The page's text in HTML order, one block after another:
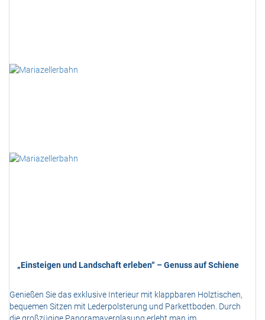
„Einsteigen und Landschaft erleben“ – Genuss auf Schiene
Genießen Sie das exklusive Interieur mit klappbaren Holztischen,
bequemen Sitzen mit Lederpolsterung und Parkettboden. Durch